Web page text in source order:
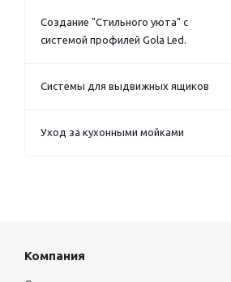
Создание "Стильного уюта" с
системой профилей Gola Led.
Системы для выдвижных ящиков
Уход за кухонными мойками
Компания